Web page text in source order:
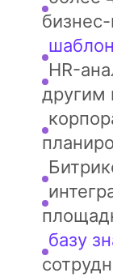
HR-
другим
базу